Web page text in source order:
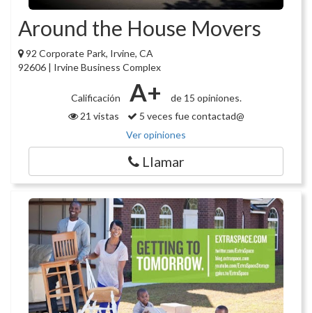
Around the House Movers
92 Corporate Park, Irvine, CA
92606 | Irvine Business Complex
Calificación A+
de 15 opiniones.
21 vistas
5 veces fue contactad@
Ver opiniones
Llamar